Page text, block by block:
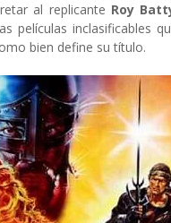
al replicante Roy
películas inclasificables
bien define su título.